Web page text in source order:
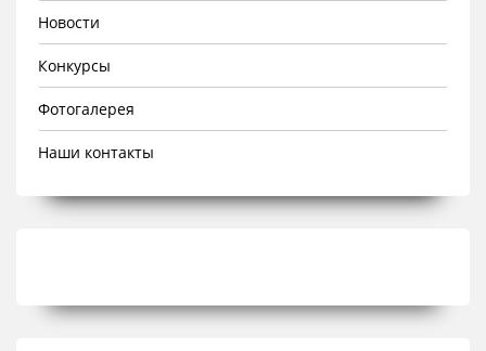
Новости
Конкурсы
Фотогалерея
Наши контакты